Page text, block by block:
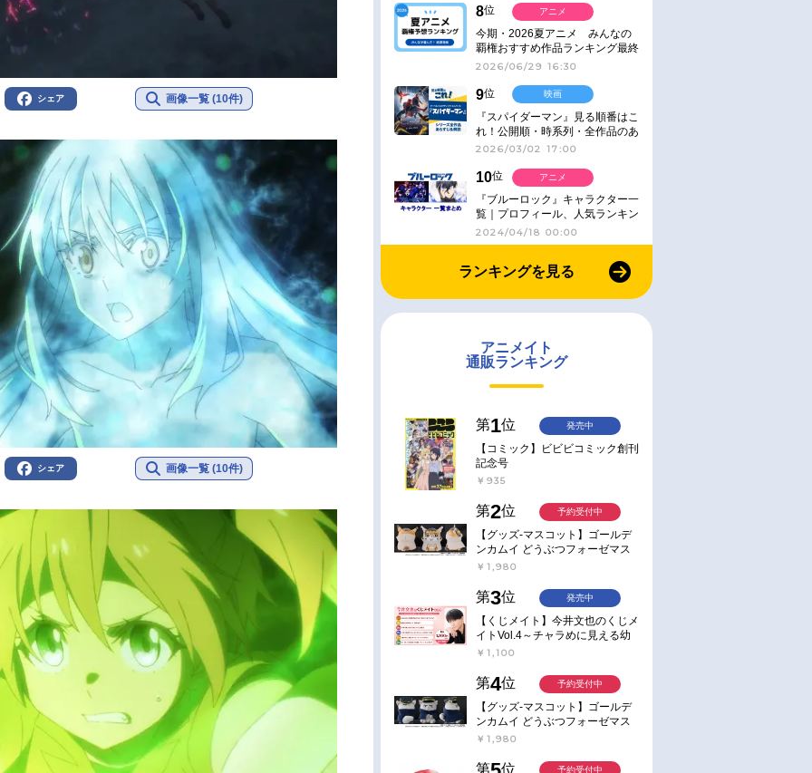
シェア 画像一覧 (10件)
シェア 画像一覧 (10件)
8位
今期・2026夏アニメ みんなの
覇権おすすめ作品ランキング最終
結果発表！
2026/06/29 16:30
アニメ
9位
『スパイダーマン』見る順番はこ
れ！公開順・時系列・全作品のあ
らすじをまとめました
2026/03/02 17:00
映画
10位
『ブルーロック』キャラクター一
覧｜プロフィール、人気ランキン
グ、キャラソン、診断など気にな
る情報まとめ
2024/04/18 00:00
アニメ
ランキングを見る
アニメイト
通販ランキング
第1位
【コミック】ビビビコミック創刊
記念号
￥935
発売中
第2位
【グッズ-マスコット】ゴールデ
ンカムイ どうぶつフォーゼマス
コット 4.尾形百之助【再販】
￥1,980
予約受付中
第3位
【くじメイト】今井文也のくじメ
イトVol.4～チャラめに見える幼
馴染、実は一途で独占欲が強いん
￥1,100
発売中
第4位
【グッズ-マスコット】ゴールデ
ンカムイ どうぶつフォーゼマス
コット 5.月島軍曹【再販】
￥1,980
予約受付中
第 位 予約受付中